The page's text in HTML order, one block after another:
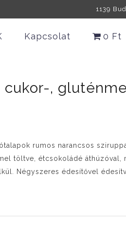
1139
Kapcsolat 0 Ft
cukor-,
rumos narancsos
töltve, étcsokoládé áthúzóval,
Négyszeres édesítővel